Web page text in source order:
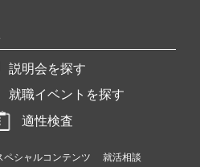
説明会を探す
就職イベントを探す
適性検査
ペシャルコンテンツ
就活相談